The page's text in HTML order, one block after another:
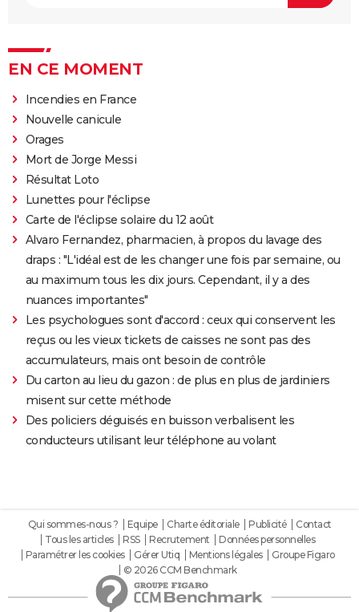
EN CE MOMENT
Incendies en France
Nouvelle canicule
Orages
Mort de Jorge Messi
Résultat Loto
Lunettes pour l'éclipse
Carte de l'éclipse solaire du 12 août
Alvaro Fernandez, pharmacien, à propos du lavage des
draps : "L'idéal est de les changer une fois par semaine, ou
au maximum tous les dix jours. Cependant, il y a des
nuances importantes"
Les psychologues sont d'accord : ceux qui conservent les
reçus ou les vieux tickets de caisses ne sont pas des
accumulateurs, mais ont besoin de contrôle
Du carton au lieu du gazon : de plus en plus de jardiniers
misent sur cette méthode
Des policiers déguisés en buisson verbalisent les
conducteurs utilisant leur téléphone au volant
Qui sommes-nous ? Equipe Charte éditoriale Publicité
Contact
Tous les articles
RSS Recrutement
Données personnelles
Paramétrer les cookies
Gérer Utiq Mentions légales
Groupe Figaro
© 2026 CCM Benchmark